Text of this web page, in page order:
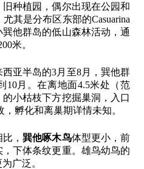
种植园，偶尔出现在公园和
其是分布区东部的Casuarina
他群岛的低山森林活动，通
米。
亚半岛的3月至8月，巽他群
10月。在离地面4.5米处（范
的小枯枝下方挖掘巢洞，入口
孵化和离巢期详情未知。
比，巽他啄木鸟体型更小，前
下体条纹更重。雄鸟幼鸟的
广泛。